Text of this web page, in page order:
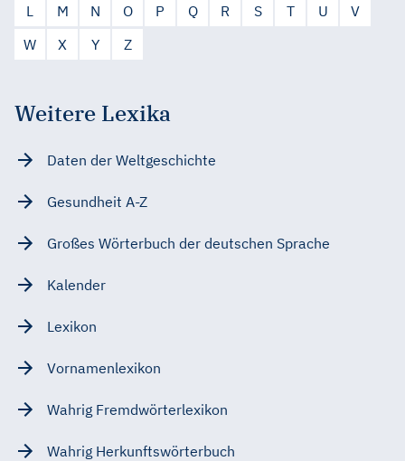
L
M N O P Q R S T U
V
W
X Y Z
Weitere Lexika
Daten der Weltgeschichte
Gesundheit A-Z
Großes Wörterbuch der deutschen Sprache
Kalender
Lexikon
Vornamenlexikon
Wahrig Fremdwörterlexikon
Wahrig Herkunftswörterbuch